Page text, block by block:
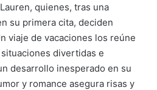
quienes, tras una
su primera cita, deciden
viaje de vacaciones los reúne
divertidas e
desarrollo inesperado en su
y romance asegura risas y